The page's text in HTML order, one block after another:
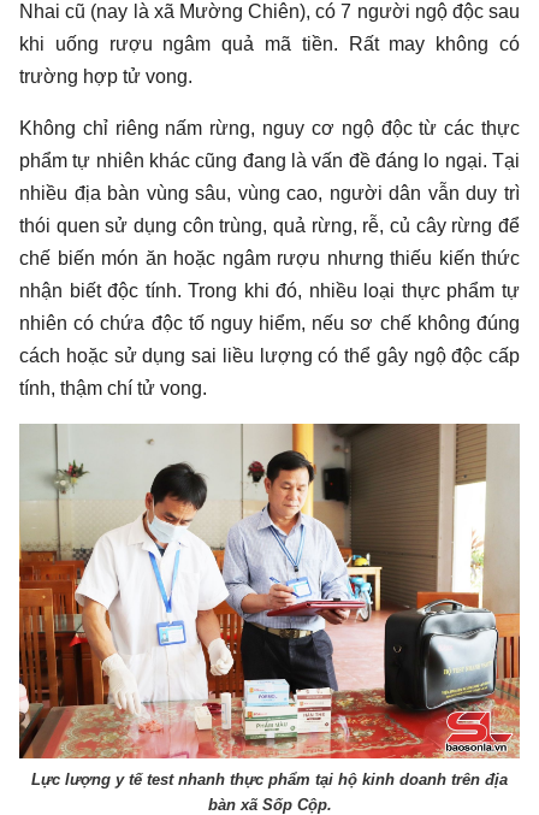
Nhai cũ (nay là xã Mường Chiên), có 7 người ngộ độc sau
khi uống rượu ngâm quả mã tiền. Rất may không có
trường hợp tử vong.
Không chỉ riêng nấm rừng, nguy cơ ngộ độc từ các thực
phẩm tự nhiên khác cũng đang là vấn đề đáng lo ngại. Tại
nhiều địa bàn vùng sâu, vùng cao, người dân vẫn duy trì
thói quen sử dụng côn trùng, quả rừng, rễ, củ cây rừng để
chế biến món ăn hoặc ngâm rượu nhưng thiếu kiến thức
nhận biết độc tính. Trong khi đó, nhiều loại thực phẩm tự
nhiên có chứa độc tố nguy hiểm, nếu sơ chế không đúng
cách hoặc sử dụng sai liều lượng có thể gây ngộ độc cấp
tính, thậm chí tử vong.
Lực lượng y tế test nhanh thực phẩm tại hộ kinh doanh trên địa
bàn xã Sốp Cộp.